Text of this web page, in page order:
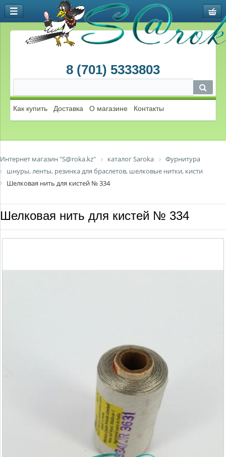
8 (701) 5333803
Как купить Доставка О магазине Контакты
Интернет магазин "S@roka.kz" каталог Saroka
Фурнитура
шнуры, ленты, резинка для браслетов, шелковые нитки, кисти
Шелковая нить для кистей № 334
Шелковая нить для кистей № 334